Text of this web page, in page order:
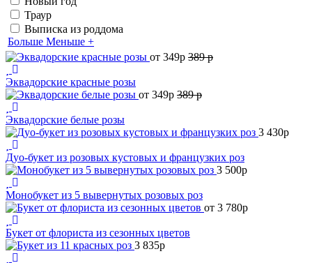
Траур
Выписка из роддома
Больше Меньше +
от 349p 389 p
Эквадорские красные розы
от 349p 389 p
Эквадорские белые розы
3 430p
Дуо-букет из розовых кустовых и французких роз
3 500p
Монобукет из 5 вывернутых розовых роз
от 3 780p
Букет от флориста из сезонных цветов
3 835p